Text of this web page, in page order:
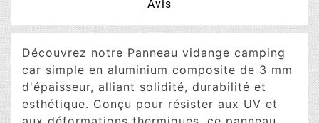
Avis
Découvrez notre Panneau vidange camping
car simple en aluminium composite de 3 mm
d'épaisseur, alliant solidité, durabilité et
esthétique. Conçu pour résister aux UV et